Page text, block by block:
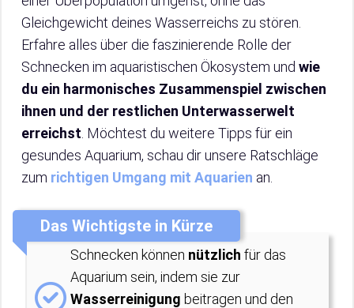
Gleichgewicht deines Wasserreichs zu stören.
Erfahre alles über die faszinierende Rolle der
Schnecken im aquaristischen Ökosystem und wie
du ein harmonisches Zusammenspiel zwischen
ihnen und der restlichen Unterwasserwelt
erreichst . Möchtest du weitere Tipps für ein
gesundes Aquarium, schau dir unsere Ratschläge
zum richtigen Umgang mit Aquarien an.
Das Wichtigste in Kürze
Schnecken können nützlich für das
Aquarium sein, indem sie zur
Wasserreinigung beitragen und den